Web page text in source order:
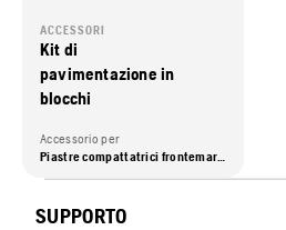
ACCESSORI
Kit di
pavimentazione in
blocchi
Accessorio per
Piastre compattatrici frontemarcia, Piastre compattatrici reversibili
SUPPORTO